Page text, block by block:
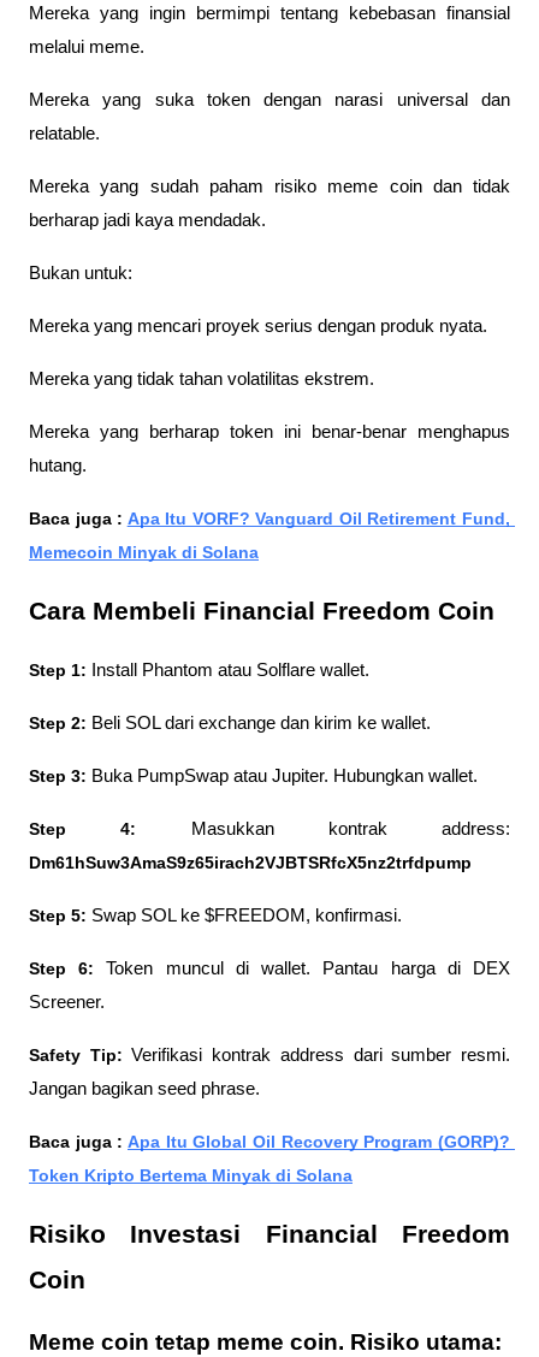
Mereka yang ingin bermimpi tentang kebebasan finansial
melalui meme.
Mereka yang suka token dengan narasi universal dan
relatable.
Mereka yang sudah paham risiko meme coin dan tidak
berharap jadi kaya mendadak.
Bukan untuk:
Mereka yang mencari proyek serius dengan produk nyata.
Mereka yang tidak tahan volatilitas ekstrem.
Mereka yang berharap token ini benar-benar menghapus
hutang.
Baca juga : Apa Itu VORF? Vanguard Oil Retirement Fund,
Memecoin Minyak di Solana
Cara Membeli Financial Freedom Coin
Step 1: Install Phantom atau Solflare wallet.
Step 2: Beli SOL dari exchange dan kirim ke wallet.
Step 3: Buka PumpSwap atau Jupiter. Hubungkan wallet.
Step 4:
Dm61hSuw3AmaS9z65irach2VJBTSRfcX5nz2trfdpump
Step 5: Swap SOL ke $FREEDOM, konfirmasi.
Step 6: Token muncul di wallet. Pantau harga di DEX
Screener.
Safety Tip: Verifikasi kontrak address dari sumber resmi.
Jangan bagikan seed phrase.
Baca juga : Apa Itu Global Oil Recovery Program (GORP)?
Token Kripto Bertema Minyak di Solana
Risiko Investasi Financial Freedom
Coin
Meme coin tetap meme coin. Risiko utama: